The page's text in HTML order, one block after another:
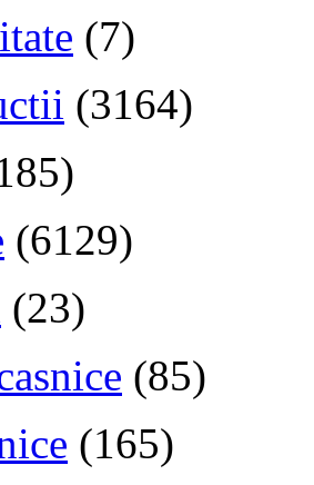
(7)
(3164)
(6129)
(23)
(85)
(165)